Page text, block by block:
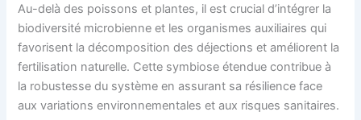
Au-delà des poissons et plantes, il est crucial d’intégrer la
biodiversité microbienne et les organismes auxiliaires qui
favorisent la décomposition des déjections et améliorent la
fertilisation naturelle. Cette symbiose étendue contribue à
la robustesse du système en assurant sa résilience face
aux variations environnementales et aux risques sanitaires.